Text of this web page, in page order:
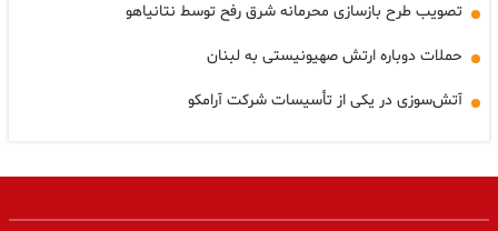
تصویب طرح بازسازی محرمانه شرق رفح توسط نتانیاهو
حملات دوباره ارتش صهیونیستی به لبنان
آتش‌سوزی در یکی از تأسیسات شرکت آرامکو